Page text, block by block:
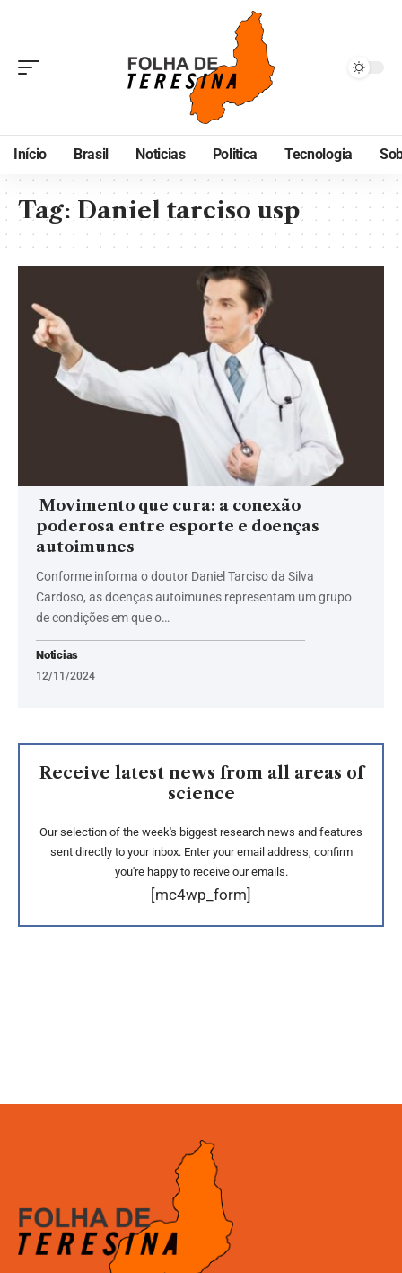
Início Brasil Noticias Politica Tecnologia
Tag:Daniel tarciso usp
Movimento que cura: a conexão
poderosa entre esporte e doenças
autoimunes
Conforme informa o doutor Daniel Tarciso da Silva
Cardoso, as doenças autoimunes representam um grupo
de condições em que o…
Noticias
12/11/2024
Receive latest news from all areas of
science
Our selection of the week's biggest research news and features
sent directly to your inbox. Enter your email address, confirm
you're happy to receive our emails.
[mc4wp_form]